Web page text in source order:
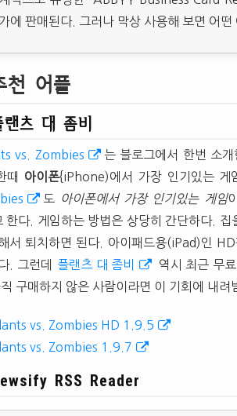
에 판매된다. 그러나 막상 사용해 보면 어
천 어플
랜츠 대 좀비
vs. Zombies
는 블로그에서 한번 소
때 아이폰{iPhone)에서 가장 인기있는 게
도 아이폰에서 가장 인기있는 게임
한다. 게임하는 방법은 상당히 간단하다.
서 퇴치하면 된다. 아이패드용(iPad)인
. 그런데
플랜츠 대 좀비
역시 최근 무료
구매하지 않은 사람이라면 이 기회에 내려
vs. Zombies HD 1.9.5
vs. Zombies 1.9.7
RSS Reader